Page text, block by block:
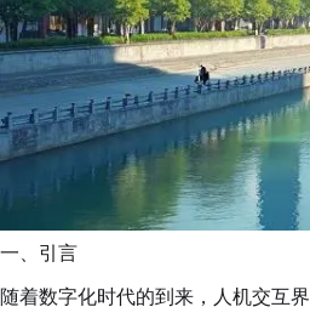
一、引言
随着数字化时代的到来，人机交互